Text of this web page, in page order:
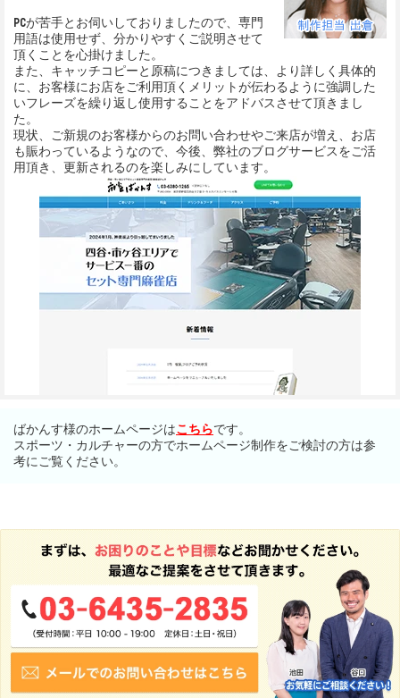
PCが苦手とお伺いしておりましたので、専門
用語は使用せず、分かりやすくご説明させて
頂くことを心掛けました。
また、キャッチコピーと原稿につきましては、より詳しく具体的
に、お客様にお店をご利用頂くメリットが伝わるように強調した
いフレーズを繰り返し使用することをアドバスさせて頂きまし
た。
現状、ご新規のお客様からのお問い合わせやご来店が増え、お店
も賑わっているようなので、今後、弊社のブログサービスをご活
用頂き、更新されるのを楽しみにしています。
ばかんす様のホームページはこちらです。
スポーツ・カルチャーの方でホームページ制作をご検討の方は参
考にご覧ください。